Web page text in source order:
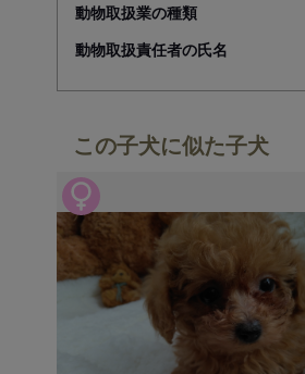
動物取扱業の種類
動物取扱責任者の氏名
この子犬に似た子犬